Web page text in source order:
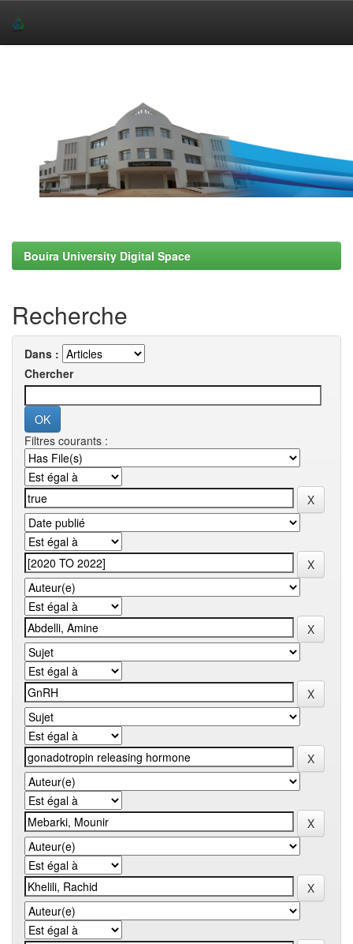
Bouira University Digital Space
Recherche
Dans :
Chercher
Filtres courants :